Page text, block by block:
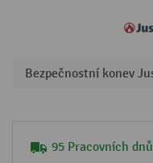
95 Pracovních dnů